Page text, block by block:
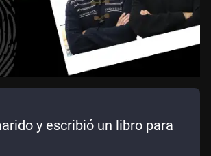
y escribió un libro para